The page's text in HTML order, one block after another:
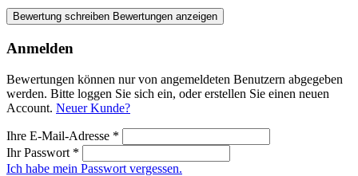
Bewertung schreiben Bewertungen anzeigen
Anmelden
Bewertungen können nur von angemeldeten Benutzern abgegeben
werden. Bitte loggen Sie sich ein, oder erstellen Sie einen neuen
Account. Neuer Kunde?
Ihre E-Mail-Adresse *
Ihr Passwort *
Ich habe mein Passwort vergessen.